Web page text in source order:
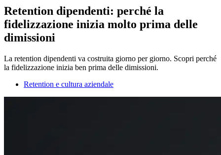
Retention dipendenti: perché la
fidelizzazione inizia molto prima delle
dimissioni
La retention dipendenti va costruita giorno per giorno. Scopri perché
la fidelizzazione inizia ben prima delle dimissioni.
Retention e cultura aziendale